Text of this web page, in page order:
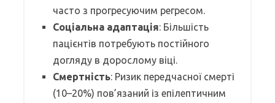
часто з прогресуючим регресом.
Соціальна адаптація: Більшість
пацієнтів потребують постійного
догляду в дорослому віці.
Смертність: Ризик передчасної смерті
(10–20%) пов’язаний із епілептичним